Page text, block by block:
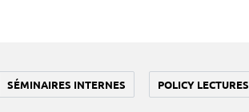
SÉMINAIRES INTERNES POLICY LECTURES